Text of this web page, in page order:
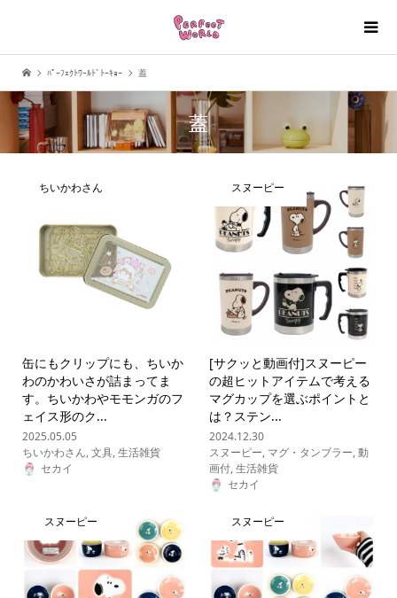
ﾊﾟｰﾌｪｸﾄﾜｰﾙﾄﾞﾄｰｷｮｰ 蓋
蓋
ちいかわさん
缶にもクリップにも、ちいか
わのかわいさが詰まってま
す。ちいかわやモモンガのフ
ェイス形のク...
2025.05.05
ちいかわさん,文具,生活雑貨
セカイ
スヌーピー
[サクッと動画付]スヌーピー
の超ヒットアイテムで考える
マグカップを選ぶポイントと
は？ステン...
2024.12.30
スヌーピー, マグ・タンブラー,動
画付,生活雑貨
セカイ
スヌーピー スヌーピー